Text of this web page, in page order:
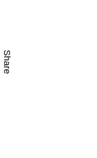
Share